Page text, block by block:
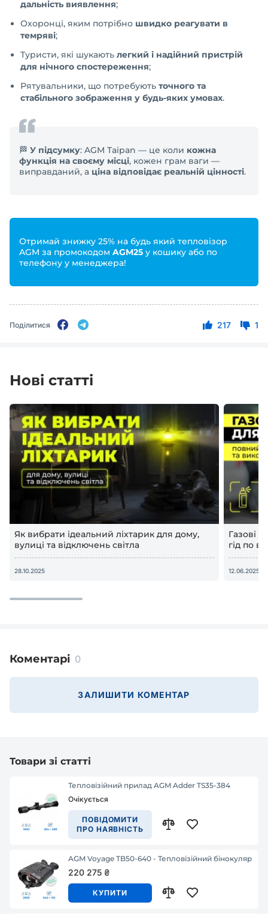
дальність виявлення;
Охоронці, яким потрібно швидко реагувати в
темряві;
Туристи, які шукають легкий і надійний пристрій
для нічного спостереження;
Рятувальники, що потребують точного та
стабільного зображення у будь-яких умовах.
🏁 У підсумку: AGM Taipan — це коли кожна
функція на своєму місці, кожен грам ваги —
виправданий, а ціна відповідає реальній цінності.
Отримай знижку 25% на будь який тепловізор
AGM за промокодом AGM25 у кошику або по
телефону у менеджера!
Поділитися 217 1
Нові статті
Як вибрати ідеальний ліхтарик для дому,
вулиці та відключень світла
28.10.2025
Газові
гід по
12.06.2025
Коментарі 0
ЗАЛИШИТИ КОМЕНТАР
Товари зі статті
Тепловізійний прилад AGM Adder TS35-384
Очікується
ПОВІДОМИТИ
ПРО НАЯВНІСТЬ
AGM Voyage TB50-640 - Тепловізійний бінокуляр
220 275 ₴
КУПИТИ